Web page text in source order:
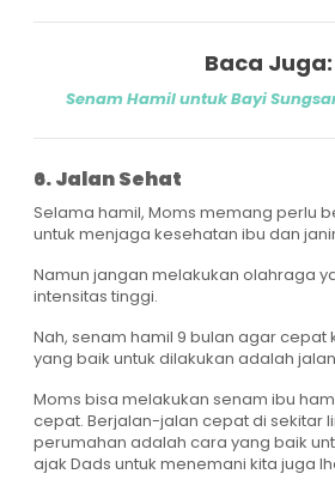
Baca Juga:
Senam Hamil untuk Bayi
6. Jalan Sehat
Selama hamil, Moms memang perlu
untuk menjaga kesehatan ibu dan
Namun jangan melakukan olahraga
intensitas tinggi.
Nah, senam hamil 9 bulan agar cepat
yang baik untuk dilakukan adalah
Moms bisa melakukan senam ibu
cepat. Berjalan-jalan cepat di sekitar
perumahan adalah cara yang baik
ajak Dads untuk menemani kita juga